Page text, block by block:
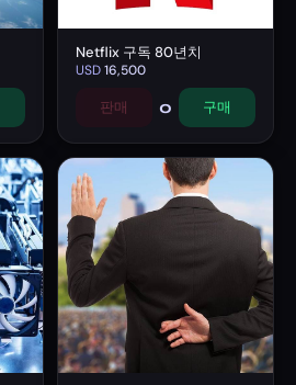
Netflix 구독 80년치
USD16,500
판매 0 구매